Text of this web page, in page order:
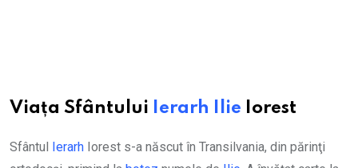
Viața Sfântului Ierarh Ilie Iorest
Sfântul Ierarh Iorest s-a născut în Transilvania, din părinţi